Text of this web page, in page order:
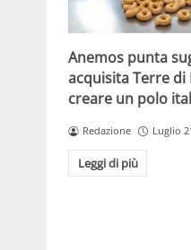
Anemos punta
acquisita Terre di
creare un polo
Redazione Luglio
Leggi di più